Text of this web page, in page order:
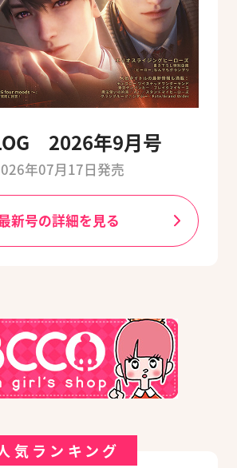
2026年9月号
年07月17日発売
新号の詳細を見る
気ランキング